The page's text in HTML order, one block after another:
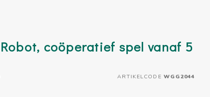
coöperatief spel vanaf 5
ARTIKELCODE WGG2044